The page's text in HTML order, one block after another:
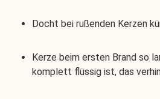
Docht bei rußenden Kerzen
Kerze beim ersten Brand so
komplett flüssig ist, das